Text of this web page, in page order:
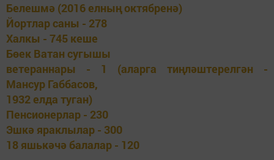
Белешмә (2016 елның октябренә)
Йортлар саны - 278
Халкы - 745 кеше
Бөек Ватан сугышы
ветераннары - 1 (аларга тиңләштерелгән -
Мансур Габбасов,
1932 елда туган)
Пенсионерлар - 230
Эшкә яраклылар - 300
18 яшькәчә балалар - 120